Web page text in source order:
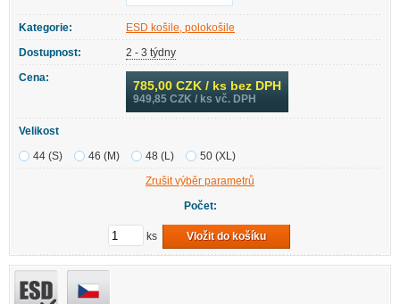
Kategorie:
ESD košile, polokošile
Dostupnost:
2 - 3 týdny
Cena:
785,00 CZK / ks bez DPH
949,85 CZK / ks vč. DPH
Velikost
44 (S)
46 (M) 48 (L)
50 (XL)
Zrušit výběr parametrů
Počet:
ks Vložit do košíku